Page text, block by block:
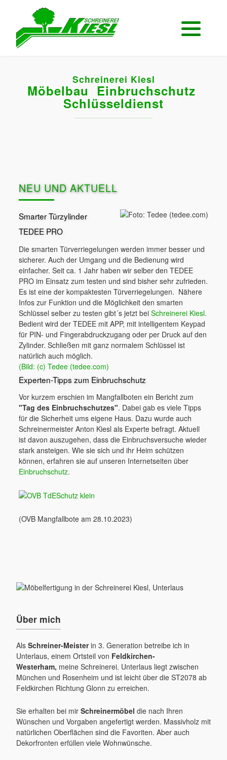
Schreinerei Kiesl
Möbelbau Einbruchschutz
Schlüsseldienst
NEU UND AKTUELL
Smarter Türzylinder
TEDEE PRO
Die smarten Türverriegelungen werden immer besser und
sicherer. Auch der Umgang und die Bedienung wird
einfacher. Seit ca. 1 Jahr haben wir selber den TEDEE
PRO im Einsatz zum testen und sind bisher sehr zufrieden.
Es ist eine der kompaktesten Türverriegelungen. Nähere
Infos zur Funktion und die Möglichkeit den smarten
Schlüssel selber zu testen gibt´s jetzt bei Schreinerei Kiesl.
Bedient wird der TEDEE mit APP, mit intelligentem Keypad
für PIN- und Fingerabdruckzugang oder per Druck auf den
Zylinder. Schließen mit ganz normalem Schlüssel ist
natürlich auch möglich.
(Bild: (c) Tedee (tedee.com)
Experten-Tipps zum Einbruchschutz
Vor kurzem erschien im Mangfallboten ein Bericht zum
"Tag des Einbruchschutzes". Dabei gab es viele Tipps
für die Sicherheit ums eigene Haus. Dazu wurde auch
Schreinermeister Anton Kiesl als Experte befragt. Aktuell
ist davon auszugehen, dass die Einbruchsversuche wieder
stark ansteigen. Wie sie sich und ihr Heim schützen
können, erfahren sie auf unseren Internetseiten über
Einbruchschutz.
(OVB Mangfallbote am 28.10.2023)
Über mich
Als Schreiner-Meisterin 3. Generation betreibe ich in
Unterlaus, einem Ortsteil von Feldkirchen-
Westerham, meine Schreinerei. Unterlaus liegt zwischen
München und Rosenheim und ist leicht über die ST2078 ab
Feldkirchen Richtung Glonn zu erreichen.
Sie erhalten bei mir Schreinermöbel die nach Ihren
Wünschen und Vorgaben angefertigt werden. Massivholz mit
natürlichen Oberflächen sind die Favoriten. Aber auch
Dekorfronten erfüllen viele Wohnwünsche.
Start Möbelbau
Eckbank
Start Sicherheit
Fenstersicherheit